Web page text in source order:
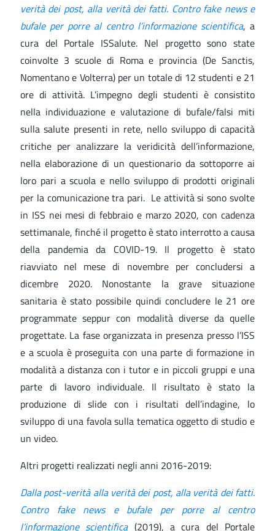
verità dei post, alla verità dei fatti. Contro fake news e
bufale per porre al centro l’informazione scientifica, a
cura del Portale ISSalute. Nel progetto sono state
coinvolte 3 scuole di Roma e provincia (De Sanctis,
Nomentano e Volterra) per un totale di 12 studenti e 21
ore di attività. L’impegno degli studenti è consistito
nella individuazione e valutazione di bufale/falsi miti
sulla salute presenti in rete, nello sviluppo di capacità
critiche per analizzare la veridicità dell’informazione,
nella elaborazione di un questionario da sottoporre ai
loro pari a scuola e nello sviluppo di prodotti originali
per la comunicazione tra pari. Le attività si sono svolte
in ISS nei mesi di febbraio e marzo 2020, con cadenza
settimanale, finché il progetto è stato interrotto a causa
della pandemia da COVID-19. Il progetto è stato
riavviato nel mese di novembre per concludersi a
dicembre 2020. Nonostante la grave situazione
sanitaria è stato possibile quindi concludere le 21 ore
programmate seppur con modalità diverse da quelle
progettate. La fase organizzata in presenza presso l’ISS
e a scuola è proseguita con una parte di formazione in
modalità a distanza con i tutor e in piccoli gruppi e una
parte di lavoro individuale. Il risultato è stato la
produzione di slide con i risultati dell’indagine, lo
sviluppo di una favola sulla tematica oggetto di studio e
un video.
Altri progetti realizzati negli anni 2016-2019:
Dalla post-verità alla verità dei post, alla verità dei fatti.
Contro fake news e bufale per porre al centro
l’informazione scientifica (2019), a cura del Portale